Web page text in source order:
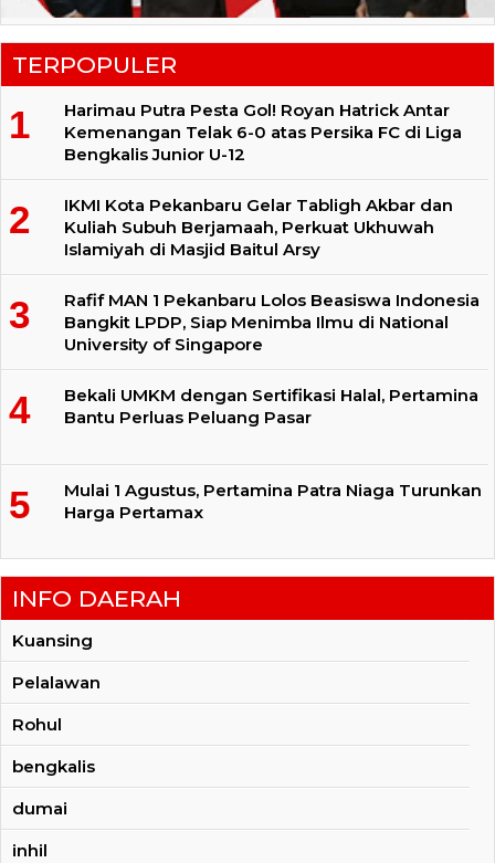
TERPOPULER
Harimau Putra Pesta Gol! Royan Hatrick Antar
Kemenangan Telak 6-0 atas Persika FC di Liga
Bengkalis Junior U-12
IKMI Kota Pekanbaru Gelar Tabligh Akbar dan
Kuliah Subuh Berjamaah, Perkuat Ukhuwah
Islamiyah di Masjid Baitul Arsy
Rafif MAN 1 Pekanbaru Lolos Beasiswa Indonesia
Bangkit LPDP, Siap Menimba Ilmu di National
University of Singapore
Bekali UMKM dengan Sertifikasi Halal, Pertamina
Bantu Perluas Peluang Pasar
Mulai 1 Agustus, Pertamina Patra Niaga Turunkan
Harga Pertamax
INFO DAERAH
Kuansing
Pelalawan
Rohul
bengkalis
dumai
inhil